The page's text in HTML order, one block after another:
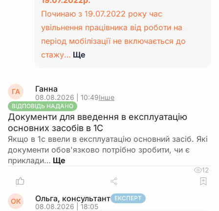
Починаю з 19.07.2022 року час
увільнення працівника від роботи на
період мобілізації не включається до
стажу… Ще
ГА Ганна
08.08.2026 | 10:49Інше
ВІДПОВІДЬ НАДАНО
Документи для введення в експлуатацію
основних засобів в 1С
Якщо в 1с ввели в експлуатацію основний засіб. Які
документи обов'язково потрібно зробити, чи є
приклади…
12
ОК Ольга, консультант ЕКСПЕРТ
08.08.2026 | 18:05